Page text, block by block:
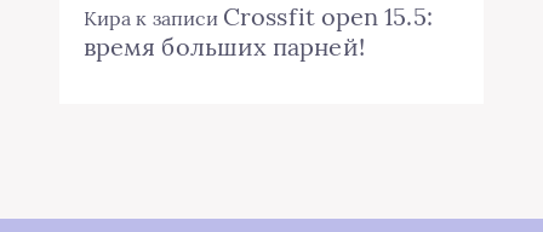
Кира к записи Crossfit open 15.5:
время больших парней!